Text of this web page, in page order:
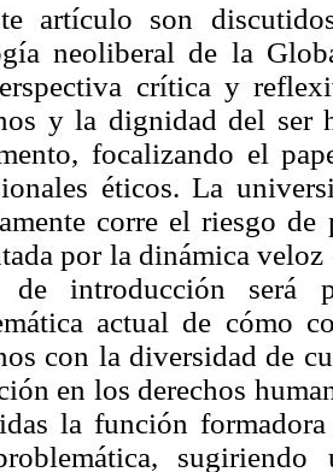
artículo son
neoliberal de la
crítica y
y la dignidad del ser
focalizando el
éticos. La
corre el riesgo de
por la dinámica
de introducción será
actual de cómo
con la diversidad de
en los derechos
la función